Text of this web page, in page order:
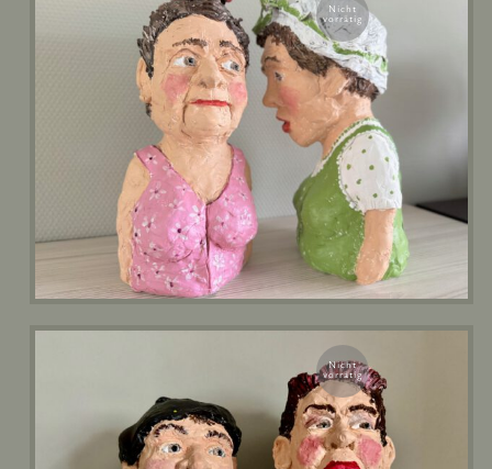
Nicht
vorrätig
Nicht
vorrätig